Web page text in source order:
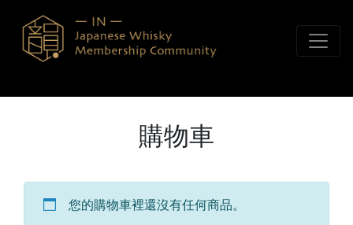
購物車
您的購物車裡還沒有任何商品。